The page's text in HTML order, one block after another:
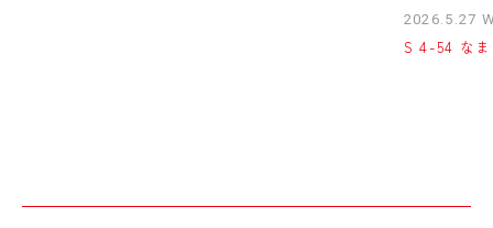
2026.5.27
S 4-54 な